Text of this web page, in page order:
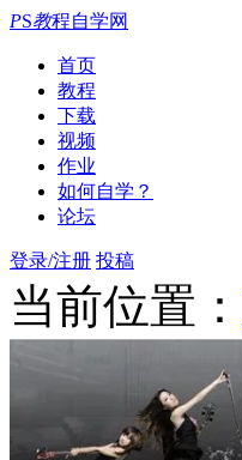
PS教程自学网
首页
教程
下载
视频
作业
如何自学？
论坛
登录/注册 投稿
当前位置：